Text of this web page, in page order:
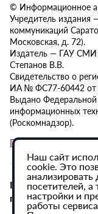
© Информационное
Учредитель издания
коммуникаций
Московская, д. 72).
Издатель — ГАУ СМИ
Степанов В.В.
Свидетельство о
ИА № ФС77-60442 от
Выдано Федеральной
информационных
(Роскомнадзор).
Политика в
При
гиперссылка на
Наш сайт
cookie. Это
посетителей,
настройки и
работы